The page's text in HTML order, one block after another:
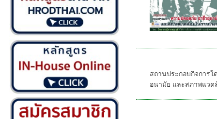
สถานประกอบกิจการ
อนามัย และสภาพแวด